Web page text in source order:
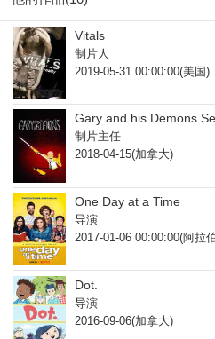
Vitals
制片人
2019-05-31 00:00:00(美国)
Gary and his Demons
制片主任
2018-04-15(加拿大)
One Day at a Time
导演
2017-01-06 00:00:00(阿拉
Dot.
导演
2016-09-06(加拿大)